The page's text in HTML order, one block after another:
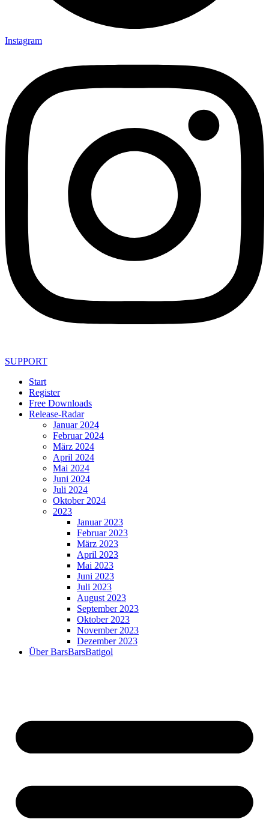
Instagram
SUPPORT
Start
Register
Free Downloads
Release-Radar
Januar 2024
Februar 2024
März 2024
April 2024
Mai 2024
Juni 2024
Juli 2024
Oktober 2024
2023
Januar 2023
Februar 2023
März 2023
April 2023
Mai 2023
Juni 2023
Juli 2023
August 2023
September 2023
Oktober 2023
November 2023
Dezember 2023
Über BarsBarsBatigol